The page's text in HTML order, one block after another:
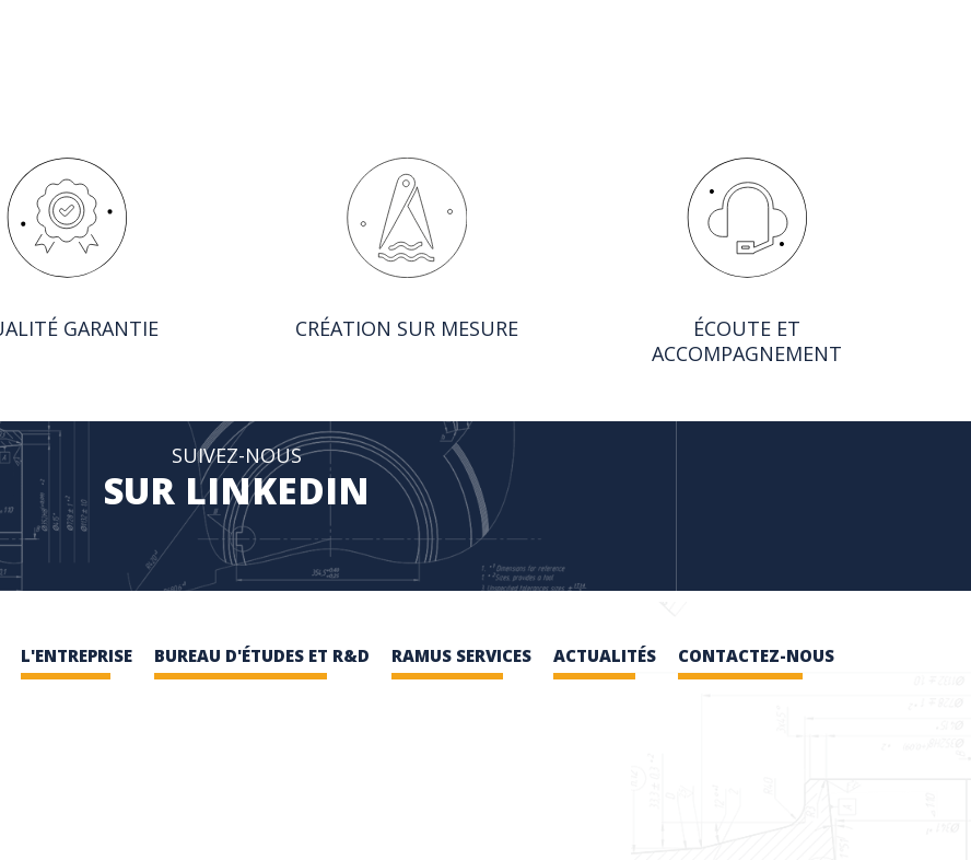
GARANTIE CRÉATION SUR MESURE
ÉCOUTE ET
ACCOMPAGNEMENT
SUIVEZ-NOUS
SUR LINKEDIN
L'ENTREPRISE BUREAU D'ÉTUDES ET R&D RAMUS SERVICES ACTUALITÉS CONTACTEZ-NOUS